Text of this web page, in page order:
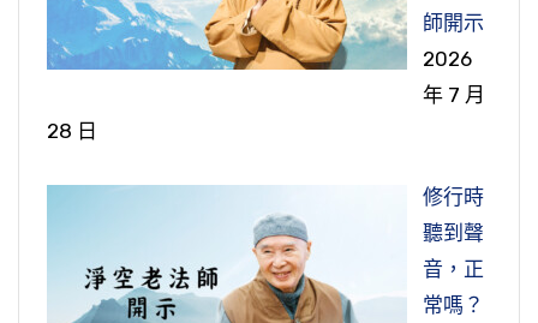
師開示
2026
年 7 月
28 日
修行時
聽到聲
音，正
常嗎？